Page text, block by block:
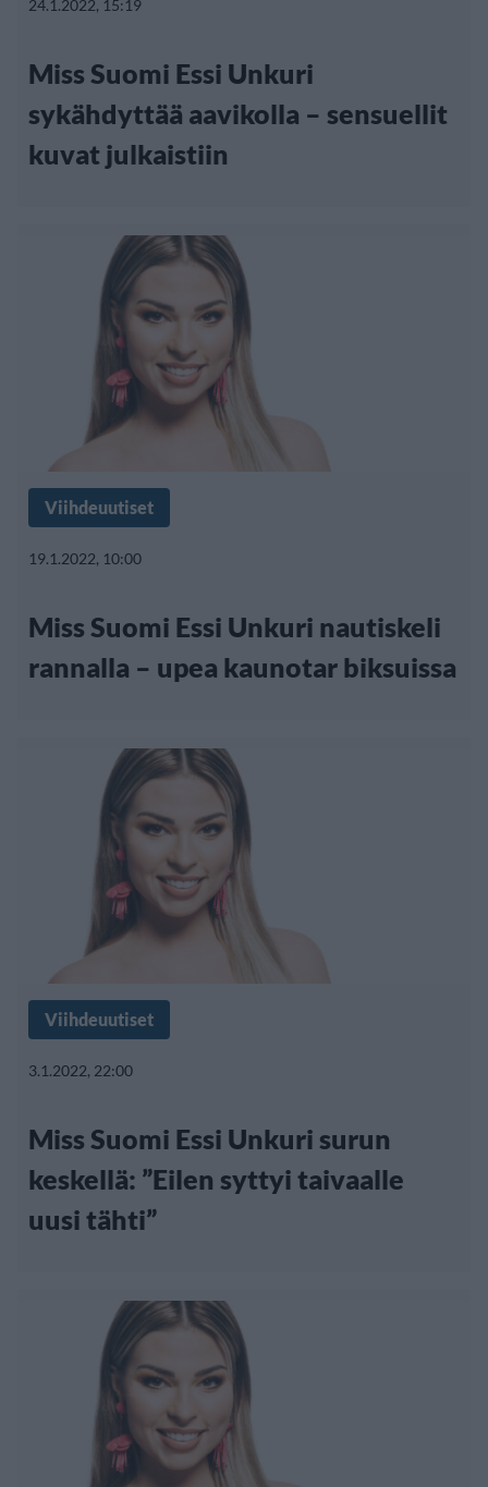
24.1.2022, 15:19
Miss Suomi Essi Unkuri
sykähdyttää aavikolla – sensuellit
kuvat julkaistiin
Viihdeuutiset
19.1.2022, 10:00
Miss Suomi Essi Unkuri nautiskeli
rannalla – upea kaunotar biksuissa
Viihdeuutiset
3.1.2022, 22:00
Miss Suomi Essi Unkuri surun
keskellä: ”Eilen syttyi taivaalle
uusi tähti”